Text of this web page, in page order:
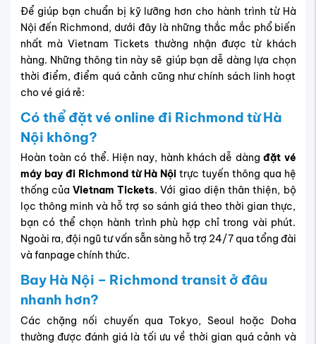
Để giúp bạn chuẩn bị kỹ lưỡng hơn cho hành trình từ Hà
Nội đến Richmond, dưới đây là những thắc mắc phổ biến
nhất mà Vietnam Tickets thường nhận được từ khách
hàng. Những thông tin này sẽ giúp bạn dễ dàng lựa chọn
thời điểm, điểm quá cảnh cũng như chính sách linh hoạt
cho vé giá rẻ:
Có thể đặt vé online đi Richmond từ Hà
Nội không?
Hoàn toàn có thể. Hiện nay, hành khách dễ dàngđặt vé
máy bay đi Richmond từ Hà Nộitrực tuyến thông qua hệ
thống của Vietnam Tickets. Với giao diện thân thiện, bộ
lọc thông minh và hỗ trợ so sánh giá theo thời gian thực,
bạn có thể chọn hành trình phù hợp chỉ trong vài phút.
Ngoài ra, đội ngũ tư vấn sẵn sàng hỗ trợ 24/7 qua tổng đài
và fanpage chính thức.
Bay Hà Nội – Richmond transit ở đâu
nhanh hơn?
Các chặng nối chuyến qua Tokyo, Seoul hoặc Doha
thường được đánh giá là tối ưu về thời gian quá cảnh và